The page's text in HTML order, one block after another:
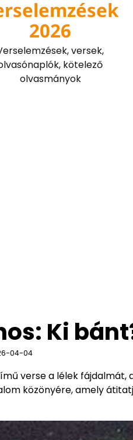
2026
versek,
kötelező
olvasmányok
Ki
04-04
verse a lélek
közönyére, amely